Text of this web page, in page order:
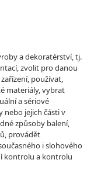
a dekoratérství, tj.
zvolit pro danou
používat,
materiály, vybrat
a sériové
nebo jejich části v
způsoby balení,
provádět
i slohového
kontrolu a kontrolu